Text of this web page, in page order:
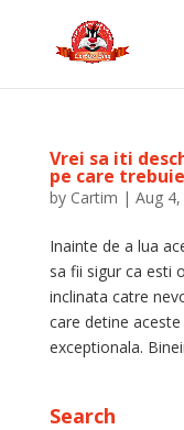
Vrei sa iti
pe care
by Cartim | Aug
Inainte de a lua
sa fii sigur ca esti
inclinata catre
care detine
exceptionala.
Search